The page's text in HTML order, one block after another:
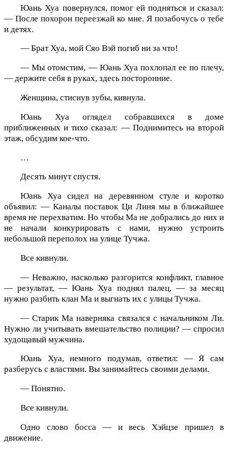
Юань Хуа повернулся, помог ей подняться и сказал:
— После похорон переезжай ко мне. Я позабочусь о тебе
и детях.
— Брат Хуа, мой Сяо Вэй погиб ни за что!
— Мы отомстим, — Юань Хуа похлопал ее по плечу,
— держите себя в руках, здесь посторонние.
Женщина, стиснув зубы, кивнула.
Юань Хуа оглядел собравшихся в доме
приближенных и тихо сказал: — Поднимитесь на второй
этаж, обсудим кое-что.
…
Десять минут спустя.
Юань Хуа сидел на деревянном стуле и коротко
объявил: — Каналы поставок Ци Линя мы в ближайшее
время не перехватим. Но чтобы Ма не добрались до них и
не начали конкурировать с нами, нужно устроить
небольшой переполох на улице Тучжа.
Все кивнули.
— Неважно, насколько разгорится конфликт, главное
— результат, — Юань Хуа поднял палец, — за месяц
нужно разбить клан Ма и выгнать их с улицы Тучжа.
— Старик Ма наверняка связался с начальником Ли.
Нужно ли учитывать вмешательство полиции? — спросил
худощавый мужчина.
Юань Хуа, немного подумав, ответил: — Я сам
разберусь с властями. Вы занимайтесь своими делами.
— Понятно.
Все кивнули.
Одно слово босса — и весь Хэйцзе пришел в
движение.